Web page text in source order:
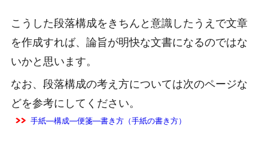
こうした段落構成をきちんと意識したうえで文章
を作成すれば、論旨が明快な文書になるのではな
いかと思います。
なお、段落構成の考え方については次のページな
どを参考にしてください。
手紙―構成―便箋―書き方（手紙の書き方）